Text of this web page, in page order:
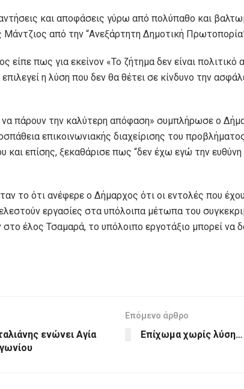
και αποφάσεις γύρω από πολύπαθο και
από την “Ανεξάρτητη Δημοτική
είπε πως για εκείνον «Το ζήτημα δεν είναι
η λύση που δεν θα θέτει σε κίνδυνο την
να πάρουν την καλύτερη απόφαση» συμπλήρωσε ο
επικοινωνιακής διαχείρισης του
και επίσης, ξεκαθάρισε πως “δεν έχω εγώ την
το ότι ανέφερε ο Δήμαρχος ότι οι εντολές που
εργασίες στα υπόλοιπα μέτωπα του
έλος Τσαμαρά, το υπόλοιπο εργοτάξιο μπορεί να
ενώνει Αγία
Επόμενο άρθρο
Επίχωμα χωρίς λύση…